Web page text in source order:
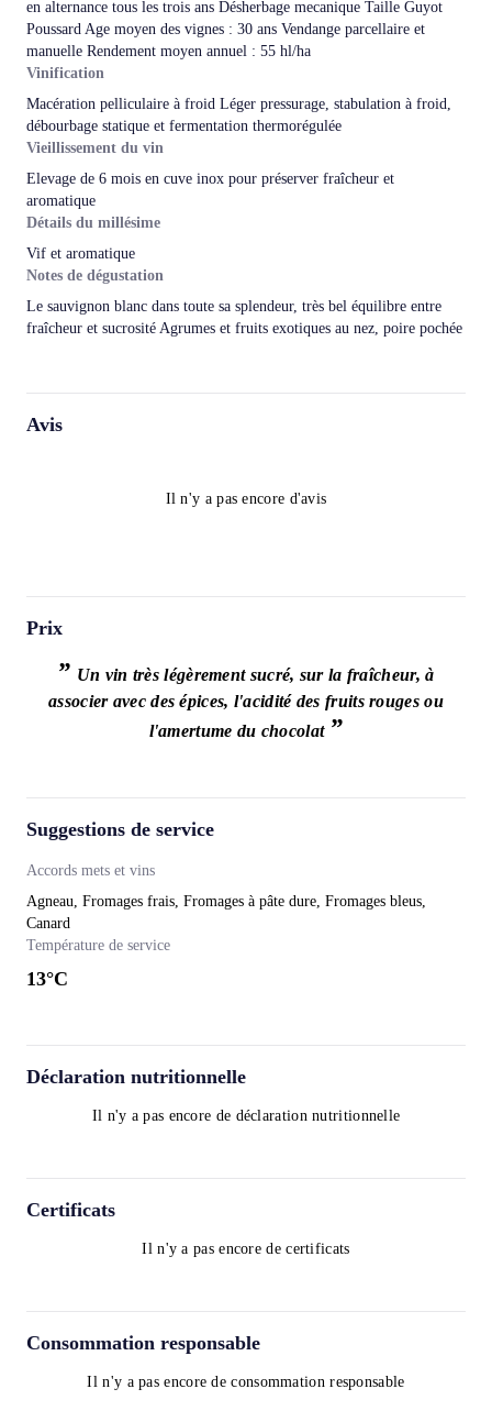
en alternance tous les trois ans Désherbage mecanique Taille Guyot
Poussard Age moyen des vignes : 30 ans Vendange parcellaire et
manuelle Rendement moyen annuel : 55 hl/ha
Vinification
Macération pelliculaire à froid Léger pressurage, stabulation à froid,
débourbage statique et fermentation thermorégulée
Vieillissement du vin
Elevage de 6 mois en cuve inox pour préserver fraîcheur et
aromatique
Détails du millésime
Vif et aromatique
Notes de dégustation
Le sauvignon blanc dans toute sa splendeur, très bel équilibre entre
fraîcheur et sucrosité Agrumes et fruits exotiques au nez, poire pochée
Avis
Il n'y a pas encore d'avis
Prix
” Un vin très légèrement sucré, sur la fraîcheur, à
associer avec des épices, l'acidité des fruits rouges ou
l'amertume du chocolat ”
Suggestions de service
Accords mets et vins
Agneau, Fromages frais, Fromages à pâte dure, Fromages bleus,
Canard
Température de service
13°C
Déclaration nutritionnelle
Il n'y a pas encore de déclaration nutritionnelle
Certificats
Il n'y a pas encore de certificats
Consommation responsable
Il n'y a pas encore de consommation responsable